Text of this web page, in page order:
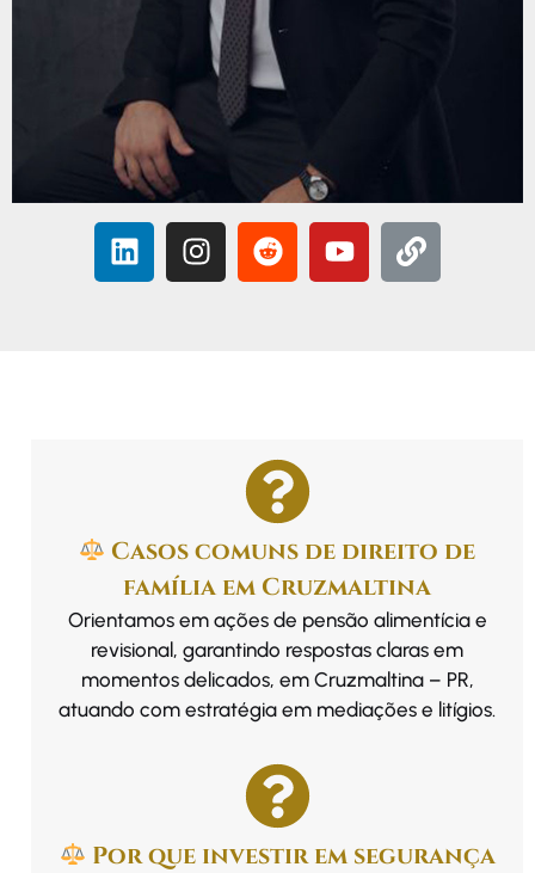
Casos comuns de direito de
família em Cruzmaltina
Orientamos em ações de pensão alimentícia e
revisional, garantindo respostas claras em
momentos delicados, em Cruzmaltina – PR,
atuando com estratégia em mediações e litígios.
Por que investir em segurança